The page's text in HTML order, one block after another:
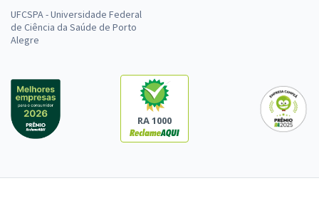
UFCSPA - Universidade Federal
de Ciência da Saúde de Porto
Alegre
RA 1000